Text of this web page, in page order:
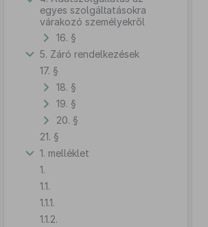
egyes szolgáltatásokra
várakozó személyekről
16. §
5. Záró rendelkezések
17. §
18. §
19. §
20. §
21. §
1. melléklet
1.
1.1.
1.1.1.
1.1.2.